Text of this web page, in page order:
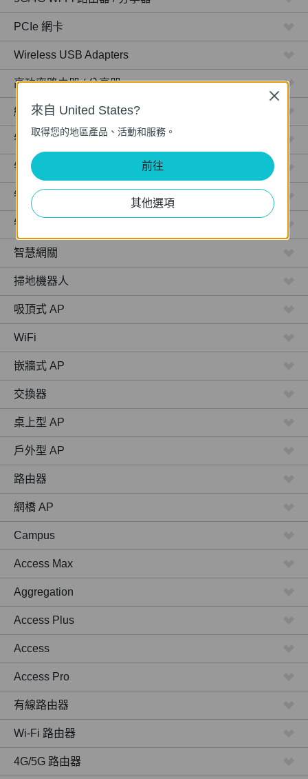
PCIe 網卡
Wireless USB Adapters
高功率路由器 / 分享器
網路攝影機
智慧型插座
智慧型燈泡
智慧開關
智慧感應器
智慧網關
掃地機器人
吸頂式 AP
WiFi
嵌牆式 AP
交換器
桌上型 AP
戶外型 AP
路由器
網橋 AP
Campus
Access Max
Aggregation
Access Plus
Access
Access Pro
有線路由器
Wi-Fi 路由器
4G/5G 路由器
來自 United States?
取得您的地區產品、活動和服務。
前往
其他選項
Close